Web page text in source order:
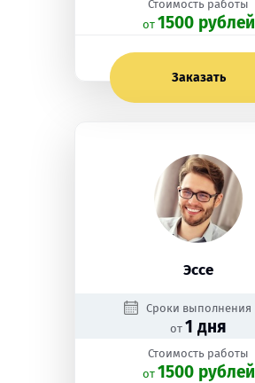
Стоимость работы
oт 1500 рублей
Заказать
Эссе
Сроки выполнения
от 1 дня
Стоимость работы
oт 1500 рублей